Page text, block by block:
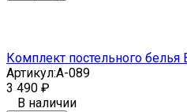
Комплект постельного белья
Артикул:A-089
3 490 ₽
В наличии